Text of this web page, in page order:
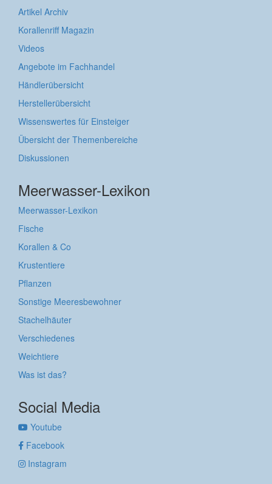
Artikel Archiv
Korallenriff Magazin
Videos
Angebote im Fachhandel
Händlerübersicht
Herstellerübersicht
Wissenswertes für Einsteiger
Übersicht der Themenbereiche
Diskussionen
Meerwasser-Lexikon
Meerwasser-Lexikon
Fische
Korallen & Co
Krustentiere
Pflanzen
Sonstige Meeresbewohner
Stachelhäuter
Verschiedenes
Weichtiere
Was ist das?
Social Media
Youtube
Facebook
Instagram